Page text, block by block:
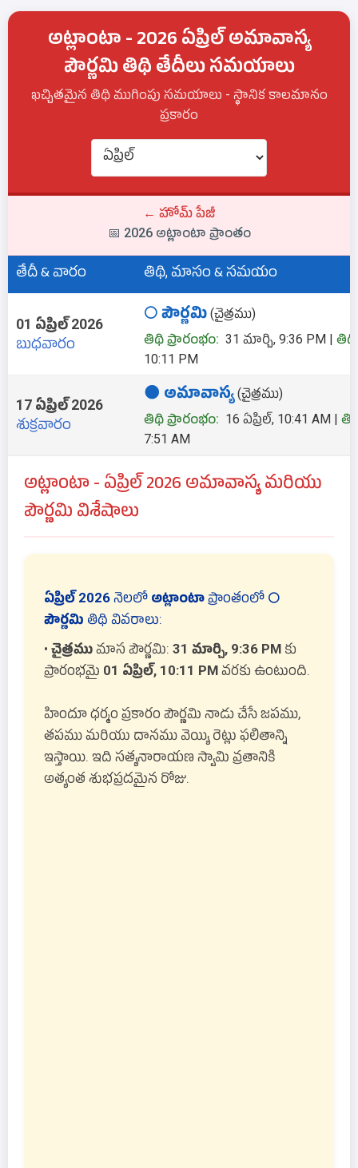
అట్లాంటా - 2026 ఏప్రిల్ అమావాస్య
పౌర్ణమి తిథి తేదీలు సమయాలు
ఖచ్చితమైన తిథి ముగింపు సమయాలు - స్థానిక కాలమానం
ప్రకారం
← హోమ్ పేజీ
📅 2026 అట్లాంటా ప్రాంతం
తేదీ & వారం తిథి, మాసం & సమయం
01 ఏప్రిల్ 2026
బుధవారం
🌕 పౌర్ణమి (చైత్రము)
తిథి ప్రారంభం: 31 మార్చి, 9:36 PM | తిథి
10:11 PM
17 ఏప్రిల్ 2026
శుక్రవారం
🌑 అమావాస్య (చైత్రము)
తిథి ప్రారంభం: 16 ఏప్రిల్, 10:41 AM |
7:51 AM
అట్లాంటా - ఏప్రిల్ 2026 అమావాస్య మరియు
పౌర్ణమి విశేషాలు
ఏప్రిల్ 2026 నెలలో అట్లాంటా ప్రాంతంలో 🌕
పౌర్ణమి తిథి వివరాలు:
• చైత్రము మాస పౌర్ణమి: 31 మార్చి, 9:36 PM కు
ప్రారంభమై 01 ఏప్రిల్, 10:11 PM వరకు ఉంటుంది.
హిందూ ధర్మం ప్రకారం పౌర్ణమి నాడు చేసే జపము,
తపము మరియు దానము వెయ్యి రెట్లు ఫలితాన్ని
ఇస్తాయి. ఇది సత్యనారాయణ స్వామి వ్రతానికి
అత్యంత శుభప్రదమైన రోజు.